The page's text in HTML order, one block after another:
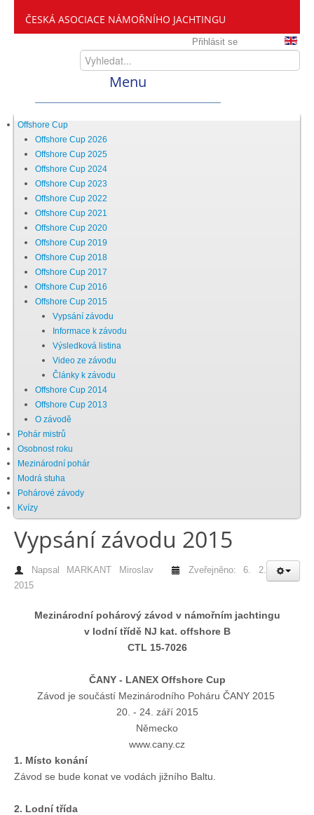
ČESKÁ ASOCIACE NÁMOŘNÍHO JACHTINGU
Přihlásit se
Menu
Home
ČANY
Kdo jsme
Zveme vás mezi nás
Setkání ČANY
Chci se stát členem
Oznámení
Členské příspěvky
Dokumenty ke stažení
Ochrana osobních údajů
Legislativa
Doklady osob
Lodě - technika (tech. způsobilost)
Rádio (MF, HF, VHF)
Kapitánské zkoušky
Offshore Cup
Offshore Cup 2026
Offshore Cup 2025
Offshore Cup 2024
Offshore Cup 2023
Offshore Cup 2022
Offshore Cup 2021
Offshore Cup 2020
Offshore Cup 2019
Offshore Cup 2018
Offshore Cup 2017
Offshore Cup 2016
Offshore Cup 2015
Vypsání závodu
Informace k závodu
Výsledková listina
Video ze závodu
Články k závodu
Offshore Cup 2014
Offshore Cup 2013
O závodě
Pohár mistrů
Osobnost roku
Mezinárodní pohár
Modrá stuha
Pohárové závody
Kvízy
Vypsání závodu 2015
Napsal MARKANT Miroslav
Zveřejněno: 6. 2.
2015
Mezinárodní pohárový závod v námořním jachtingu
v lodní třídě NJ kat. offshore B
CTL 15-7026
ČANY - LANEX Offshore Cup
Závod je součástí Mezinárodního Poháru ČANY 2015
20. - 24. září 2015
Německo
www.cany.cz
1. Místo konání
Závod se bude konat ve vodách jižního Baltu.
2. Lodní třída